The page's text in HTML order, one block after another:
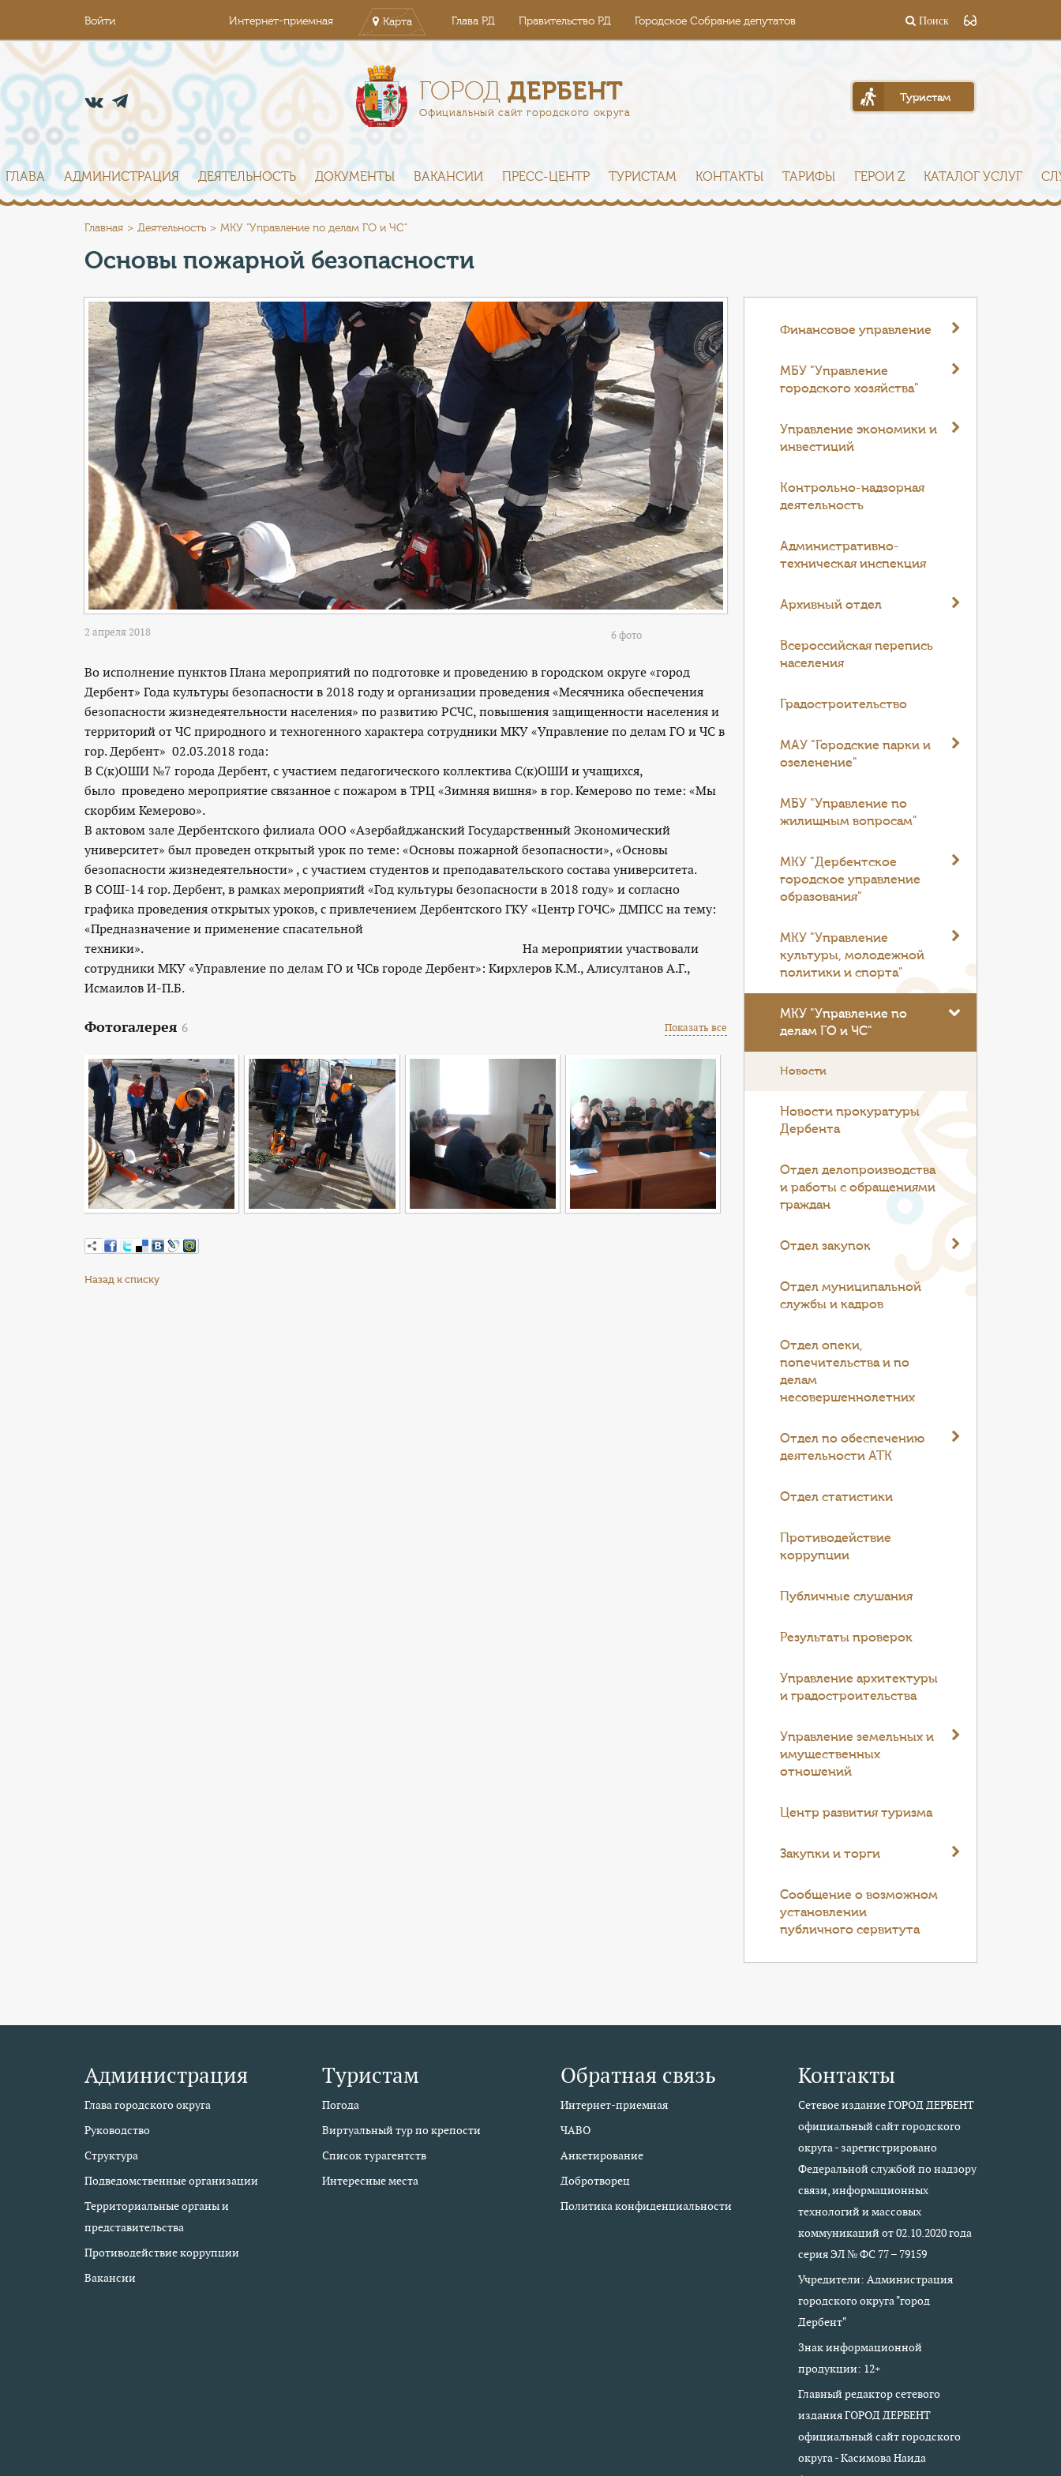
Войти Интернет-приемная Карта Глава РД Правительство РД Городское Собрание депутатов Поиск
ГОРОДДЕРБЕНТ
Официальный сайт городского округа
Туристам
ГЛАВА АДМИНИСТРАЦИЯ ДЕЯТЕЛЬНОСТЬ ДОКУМЕНТЫ ВАКАНСИИ ПРЕСС-ЦЕНТР ТУРИСТАМ КОНТАКТЫ ТАРИФЫ ГЕРОИ Z КАТАЛОГ УСЛУГ
Главная Деятельность МКУ "Управление по делам ГО и ЧС"
Основы пожарной безопасности
2 апреля 2018 6 фото
Во исполнение пунктов Плана мероприятий по подготовке и проведению в городском округе «город
Дербент» Года культуры безопасности в 2018 году и организации проведения «Месячника обеспечения
безопасности жизнедеятельности населения» по развитию РСЧС, повышения защищенности населения и
территорий от ЧС природного и техногенного характера сотрудники МКУ «Управление по делам ГО и ЧС в
гор. Дербент» 02.03.2018 года:
В С(к)ОШИ №7 города Дербент, с участием педагогического коллектива С(к)ОШИ и учащихся,
было проведено мероприятие связанное с пожаром в ТРЦ «Зимняя вишня» в гор. Кемерово по теме: «Мы
скорбим Кемерово».
В актовом зале Дербентского филиала ООО «Азербайджанский Государственный Экономический
университет» был проведен открытый урок по теме: «Основы пожарной безопасности», «Основы
безопасности жизнедеятельности» , с участием студентов и преподавательского состава университета.
В СОШ-14 гор. Дербент, в рамках мероприятий «Год культуры безопасности в 2018 году» и согласно
графика проведения открытых уроков, с привлечением Дербентского ГКУ «Центр ГОЧС» ДМПСС на тему:
«Предназначение и применение спасательной
техники». На мероприятии участвовали
сотрудники МКУ «Управление по делам ГО и ЧСв городе Дербент»: Кирхлеров К.М., Алисултанов А.Г.,
Исмаилов И-П.Б.
Фотогалерея 6 Показать все
Назад к списку
Финансовое управление
МБУ "Управление
городского хозяйства"
Управление экономики и
инвестиций
Контрольно-надзорная
деятельность
Административно-
техническая инспекция
Архивный отдел
Всероссийская перепись
населения
Градостроительство
МАУ "Городские парки и
озеленение"
МБУ "Управление по
жилищным вопросам"
МКУ "Дербентское
городское управление
образования"
МКУ "Управление
культуры, молодежной
политики и спорта"
МКУ "Управление по
делам ГО и ЧС"
Новости
Новости прокуратуры
Дербента
Отдел делопроизводства
и работы с обращениями
граждан
Отдел закупок
Отдел муниципальной
службы и кадров
Отдел опеки,
попечительства и по
делам
несовершеннолетних
Отдел по обеспечению
деятельности АТК
Отдел статистики
Противодействие
коррупции
Публичные слушания
Результаты проверок
Управление архитектуры
и градостроительства
Управление земельных и
имущественных
отношений
Центр развития туризма
Закупки и торги
Cообщение о возможном
установлении
публичного сервитута
Администрация
Глава городского округа
Руководство
Структура
Подведомственные организации
Территориальные органы и
представительства
Противодействие коррупции
Вакансии
Туристам
Погода
Виртуальный тур по крепости
Список турагентств
Интересные места
Обратная связь
Интернет-приемная
ЧАВО
Анкетирование
Добротворец
Политика конфиденциальности
Контакты
Сетевое издание ГОРОД ДЕРБЕНТ
официальный сайт городского
округа - зарегистрировано
Федеральной службой по надзору
связи, информационных
технологий и массовых
коммуникаций от 02.10.2020 года
серия ЭЛ № ФС 77 – 79159
Учредители: Администрация
городского округа "город
Дербент"
Знак информационной
продукции: 12+
Главный редактор сетевого
издания ГОРОД ДЕРБЕНТ
официальный сайт городского
округа - Касимова Наида